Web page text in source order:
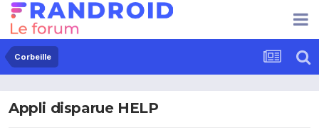
Corbeille
Appli disparue HELP